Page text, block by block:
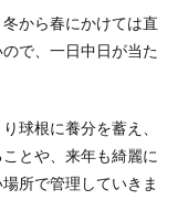
から春にかけては直
で、一日中日が当た
球根に養分を蓄え、
とや、来年も綺麗に
所で管理していきま